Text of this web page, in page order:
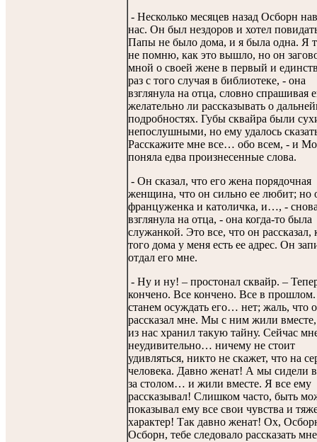
- Несколько месяцев назад Осборн
нас. Он был нездоров и хотел
Папы не было дома, и я была одна. Я
не помню, как это вышло, но он
мной о своей жене в первый и
раз с того случая в библиотеке, - она
взглянула на отца, словно спрашивая
желательно ли рассказывать о
подробностях. Губы сквайра были
непослушными, но ему удалось
Расскажите мне все… обо всем, - и
поняла едва произнесенные слова.
- Он сказал, что его жена порядочная
женщина, что он сильно ее любит; но
француженка и католичка, и…, -
взглянула на отца, - она когда-то была
служанкой. Это все, что он рассказал,
того дома у меня есть ее адрес. Он
отдал его мне.
- Ну и ну! – простонал сквайр. –
кончено. Все кончено. Все в
станем осуждать его… нет; жаль, что
рассказал мне. Мы с ним жили
из нас хранил такую тайну. Сейчас
неудивительно… ничему не стоит
удивляться, никто не скажет, что на
человека. Давно женат! А мы сидели
за столом… и жили вместе. Я все ему
рассказывал! Слишком часто, быть
показывал ему все свои чувства и
характер! Так давно женат! Ох,
Осборн, тебе следовало рассказать